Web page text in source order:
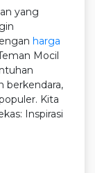
yang
harga
Mocil
berkendara,
Kita
Inspirasi